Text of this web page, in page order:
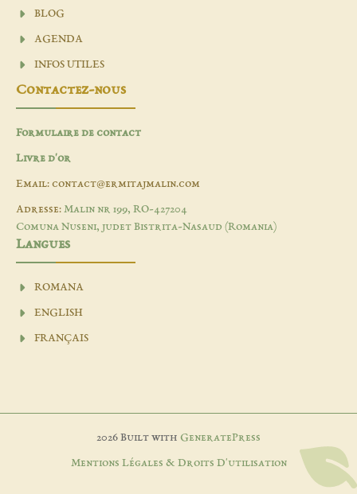
BLOG
AGENDA
INFOS UTILES
Contactez-nous
Formulaire de contact
Livre d'or
Email: contact@ermitajmalin.com
Adresse: Malin nr 199, RO-427204
Comuna Nuseni, judet Bistrita-Nasaud (Romania)
Langues
ROMANA
ENGLISH
FRANÇAIS
2026 Built with GeneratePress
Mentions Légales & Droits D'utilisation